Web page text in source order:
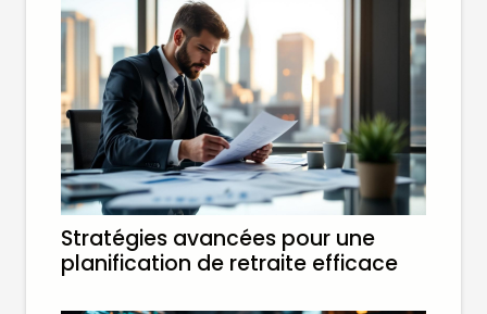
Stratégies avancées pour une
planification de retraite efficace